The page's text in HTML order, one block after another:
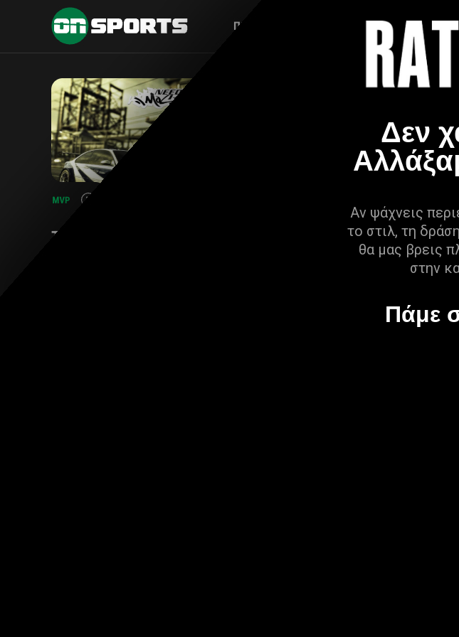
Δεν
Αν ψάχνεις
το στιλ, τη
θα μας βρεις
στην
Πάμε